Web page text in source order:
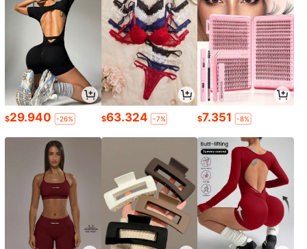
$29.940 -26% $63.324 -7% $7.351 -8%